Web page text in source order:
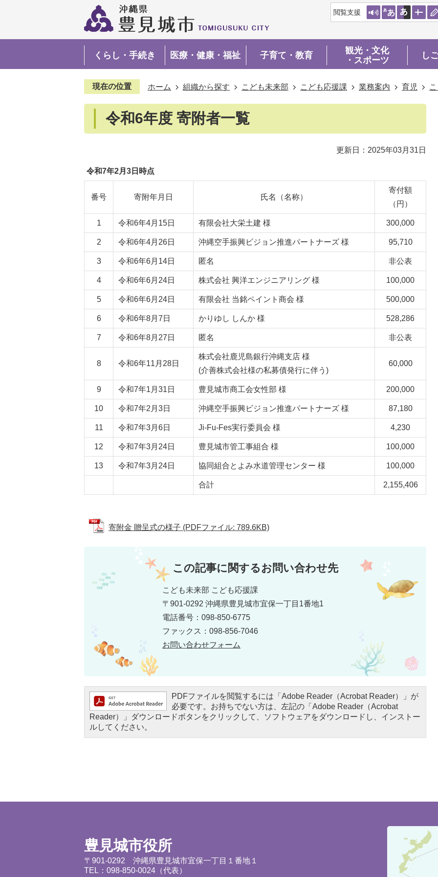
閲覧支援
くらし・手続き 医療・健康・福祉 子育て・教育
観光・文化
・スポーツ
し
現在の位置 ホーム 組織から探す こども未来部 こども応援課 業務案内 育児
令和6年度 寄附者一覧
更新日：2025年03月31日
令和7年2月3日時点
番号 寄附年月日 氏名（名称）
寄付額
（円）
1 令和6年4月15日 有限会社大栄土建 様 300,000
2 令和6年4月26日 沖縄空手振興ビジョン推進パートナーズ 様 95,710
3 令和6年6月14日 匿名 非公表
4 令和6年6月24日 株式会社 興洋エンジニアリング 様 100,000
5 令和6年6月24日 有限会社 当銘ペイント商会 様 500,000
6 令和6年8月7日 かりゆし しんか 様 528,286
7 令和6年8月27日 匿名 非公表
8 令和6年11月28日
株式会社鹿児島銀行沖縄支店 様
(介善株式会社様の私募債発行に伴う)
60,000
9 令和7年1月31日 豊見城市商工会女性部 様 200,000
10 令和7年2月3日 沖縄空手振興ビジョン推進パートナーズ 様 87,180
11 令和7年3月6日 Ji-Fu-Fes実行委員会 様 4,230
12 令和7年3月24日 豊見城市管工事組合 様 100,000
13 令和7年3月24日 協同組合とよみ水道管理センター 様 100,000
合計 2,155,406
寄附金 贈呈式の様子 (PDFファイル: 789.6KB)
この記事に関するお問い合わせ先
こども未来部 こども応援課
〒901-0292 沖縄県豊見城市宜保一丁目1番地1
電話番号：098-850-6775
ファックス：098-856-7046
お問い合わせフォーム
PDFファイルを閲覧するには「Adobe Reader（Acrobat Reader）」が
必要です。お持ちでない方は、左記の「Adobe Reader（Acrobat
Reader）」ダウンロードボタンをクリックして、ソフトウェアをダウンロードし、インストー
ルしてください。
豊見城市役所
〒901-0292 沖縄県豊見城市宜保一丁目１番地１
TEL：098-850-0024（代表）